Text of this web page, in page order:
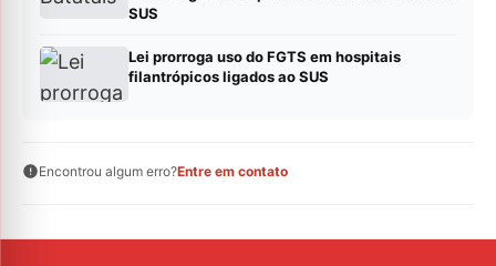
SUS
Lei prorroga uso do FGTS em hospitais
filantrópicos ligados ao SUS
Encontrou algum erro?Entre em contato